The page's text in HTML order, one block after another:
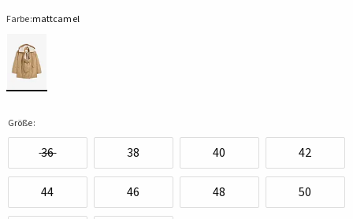
Farbe:mattcamel
Größe:
36 38 40 42
44 46 48 50